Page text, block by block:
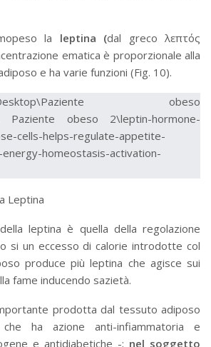
la leptina (dal greco λεπτός
ematica è proporzionale alla
e ha varie funzioni (Fig. 10).
Leptina
leptina è quella della regolazione
si un eccesso di calorie introdotte col
produce più leptina che agisce sui
fame inducendo sazietà.
prodotta dal tessuto adiposo
che ha azione anti-infiammatoria e
e antidiabetiche -; nel soggetto